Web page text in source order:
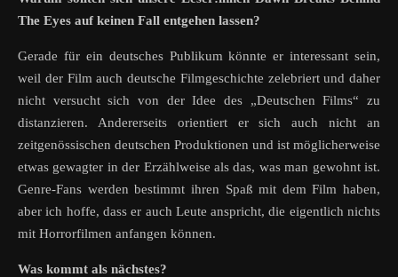
The Eyes auf keinen Fall entgehen lassen?
Gerade für ein deutsches Publikum könnte er interessant sein,
weil der Film auch deutsche Filmgeschichte zelebriert und daher
nicht versucht sich von der Idee des „Deutschen Films“ zu
distanzieren. Andererseits orientiert er sich auch nicht an
zeitgenössischen deutschen Produktionen und ist möglicherweise
etwas gewagter in der Erzählweise als das, was man gewohnt ist.
Genre-Fans werden bestimmt ihren Spaß mit dem Film haben,
aber ich hoffe, dass er auch Leute anspricht, die eigentlich nichts
mit Horrorfilmen anfangen können.
Was kommt als nächstes?